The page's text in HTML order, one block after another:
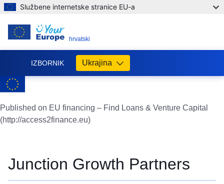
Službene internetske stranice EU-a
hrvatski
IZBORNIK Ukrajina
Україні
України,
що
Published on EU financing – Find Loans & Venture Capital
(http://access2finance.eu)
Junction Growth Partners